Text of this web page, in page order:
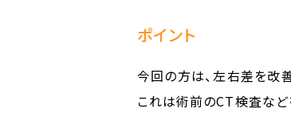
ポイント
今回の方は、左右差を改
これは術前のCT検査など